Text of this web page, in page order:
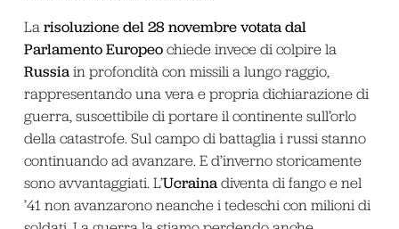
La risoluzione del 28 novembre votata dal
Parlamento Europeochiede invece di colpire la
Russiain profondità con missili a lungo raggio,
rappresentando una vera e propria dichiarazione di
guerra, suscettibile di portare il continente sull’orlo
della catastrofe. Sul campo di battaglia i russi stanno
continuando ad avanzare. E d’inverno storicamente
sono avvantaggiati. L’Ucrainadiventa di fango e nel
’41 non avanzarono neanche i tedeschi con milioni di